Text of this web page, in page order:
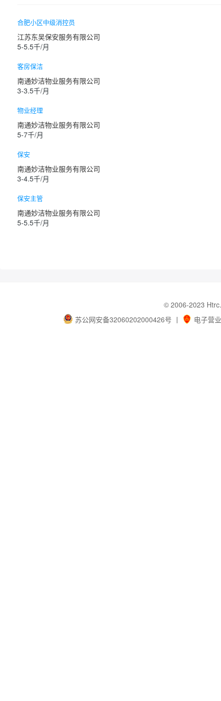
合肥小区中级消控员
江苏东吴保安服务有限公司
5-5.5千/月
客房保洁
南通妙洁物业服务有限公司
3-3.5千/月
物业经理
南通妙洁物业服务有限公司
5-7千/月
保安
南通妙洁物业服务有限公司
3-4.5千/月
保安主管
南通妙洁物业服务有限公司
5-5.5千/月
© 2006-2023
苏公网安备32060202000426号 丨 电子营